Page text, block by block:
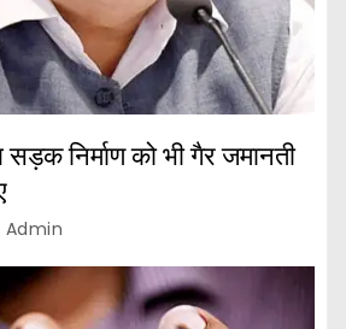
निर्माण को भी गैर जमानती
Admin